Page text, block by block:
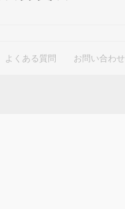
よくある質問 お問い合わせ